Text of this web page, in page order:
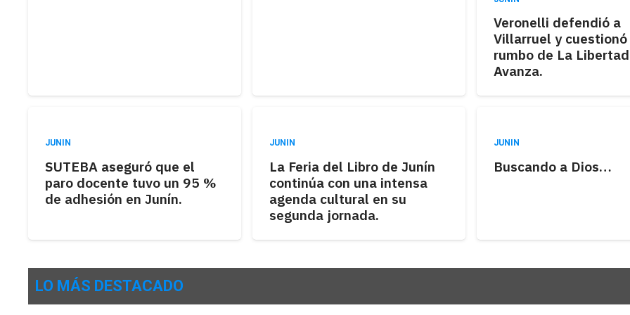
Veronelli defendió a
Villarruel y
rumbo de La Libertad
Avanza.
JUNIN
SUTEBA aseguró que el
paro docente tuvo un 95 %
de adhesión en Junín.
JUNIN
La Feria del Libro de Junín
continúa con una intensa
agenda cultural en su
segunda jornada.
JUNIN
Buscando a Dios…
LO MÁS DESTACADO